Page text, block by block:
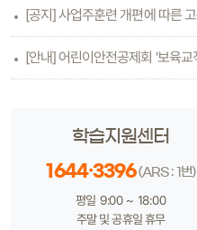
학습지원센터
1644·3396 (ARS : 1번)
평일 9:00 ~ 18:00
주말 및 공휴일 휴무